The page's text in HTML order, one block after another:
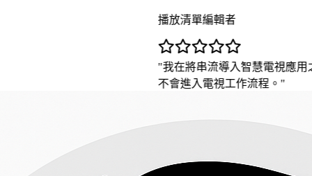
播放清單編輯者
我在將串流導入智慧電視應用之前使用此頁
不會進入電視工作流程。